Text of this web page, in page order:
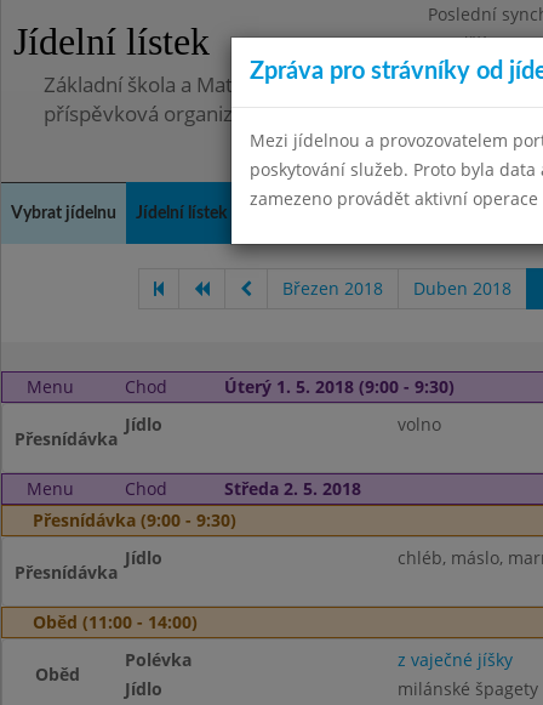
Jídelní lístek
Poslední
Pondělí
Základní škola a Mateřská škola Telnice, okres Brno-
příspěvková organizace
Vybrat jídelnu Jídelní lístek Kontakty a informace
Březen 2018 Duben 2018
Menu Chod Úterý 1. 5. 2018 (9:00 - 9:30)
Přesnídávka
Jídlo volno
Menu Chod
Středa 2. 5. 2018
Přesnídávka (9:00 - 9:30)
Přesnídávka
Jídlo chléb, máslo,
Oběd (11:00 - 14:00)
Oběd
Polévka
z vaječné jíšky
Jídlo
milánské
Zpráva pro strávníky od
Mezi jídelnou a provozovatelem
poskytování služeb. Proto byla
zamezeno provádět aktivní